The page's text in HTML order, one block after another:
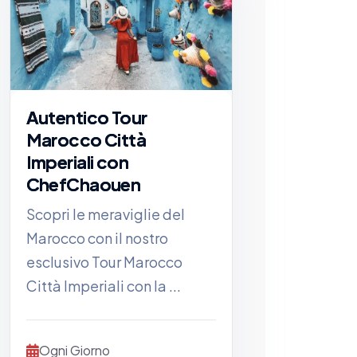
Autentico Tour
Marocco Città
Imperiali con
ChefChaouen
Scopri le meraviglie del
Marocco con il nostro
esclusivo Tour Marocco
Città Imperiali con la ...
Ogni Giorno